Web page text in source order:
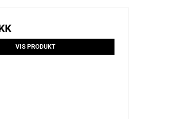
VIS PRODUKT